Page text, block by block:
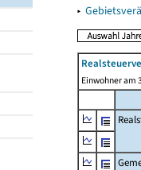
▸
Einwohner am